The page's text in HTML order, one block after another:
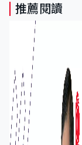
推薦閱讀